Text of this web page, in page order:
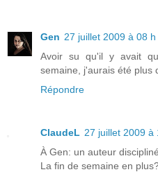
Gen 27 juillet 2009 à 08 h
Avoir su qu'il y avait
semaine, j'aurais été plus
Répondre
ClaudeL 27 juillet 2009 à
À Gen: un auteur
La fin de semaine en